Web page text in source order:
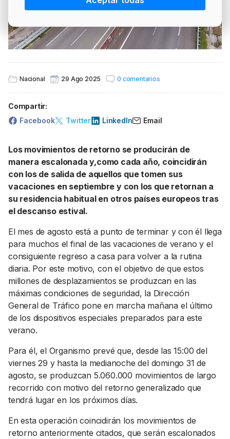
Nacional 29 Ago 2025 0 comentarios
Compartir:
Facebook
Twitter LinkedIn Email
Los movimientos de retorno se producirán de
manera escalonada y,como cada año, coincidirán
con los de salida de aquellos que tomen sus
vacaciones en septiembre y con los que retornan a
su residencia habitual en otros países europeos tras
el descanso estival.
El mes de agosto está a punto de terminar y con él llega
para muchos el final de las vacaciones de verano y el
consiguiente regreso a casa para volver a la rutina
diaria. Por este motivo, con el objetivo de que estos
millones de desplazamientos se produzcan en las
máximas condiciones de seguridad, la Dirección
General de Tráfico pone en marcha mañana el último
de los dispositivos especiales preparados para este
verano.
Para él, el Organismo prevé que, desde las 15:00 del
viernes 29 y hasta la medianoche del domingo 31 de
agosto, se produzcan 5.060.000 movimientos de largo
recorrido con motivo del retorno generalizado que
tendrá lugar en los próximos días.
En esta operación coincidirán los movimientos de
retorno anteriormente citados, que serán escalonados
NEWSLETTER
LÍDERES EQUIPAMIENTOS Y SERVICIOS DEL
TABLÓN Y MARKETPLACE
GSO AGRÍCOLA
GSO PROFESIONAL
MOD. 500-503
LÍDERES EQUIPAMIENTOS Y SERVICIOS SECTOR